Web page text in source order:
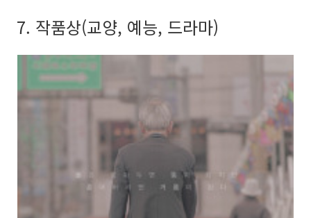
7. 작품상(교양, 예능, 드라마)